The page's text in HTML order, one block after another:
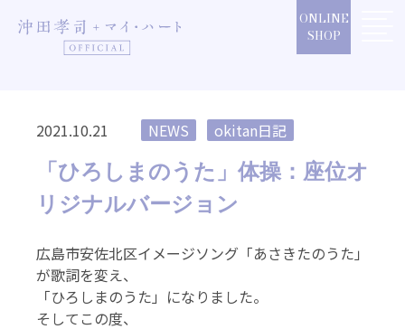
ONLINE
SHOP
2021.10.21 NEWS okitan日記
「ひろしまのうた」体操：座位オ
リジナルバージョン
広島市安佐北区イメージソング「あさきたのうた」
が歌詞を変え、
「ひろしまのうた」になりました。
そしてこの度、